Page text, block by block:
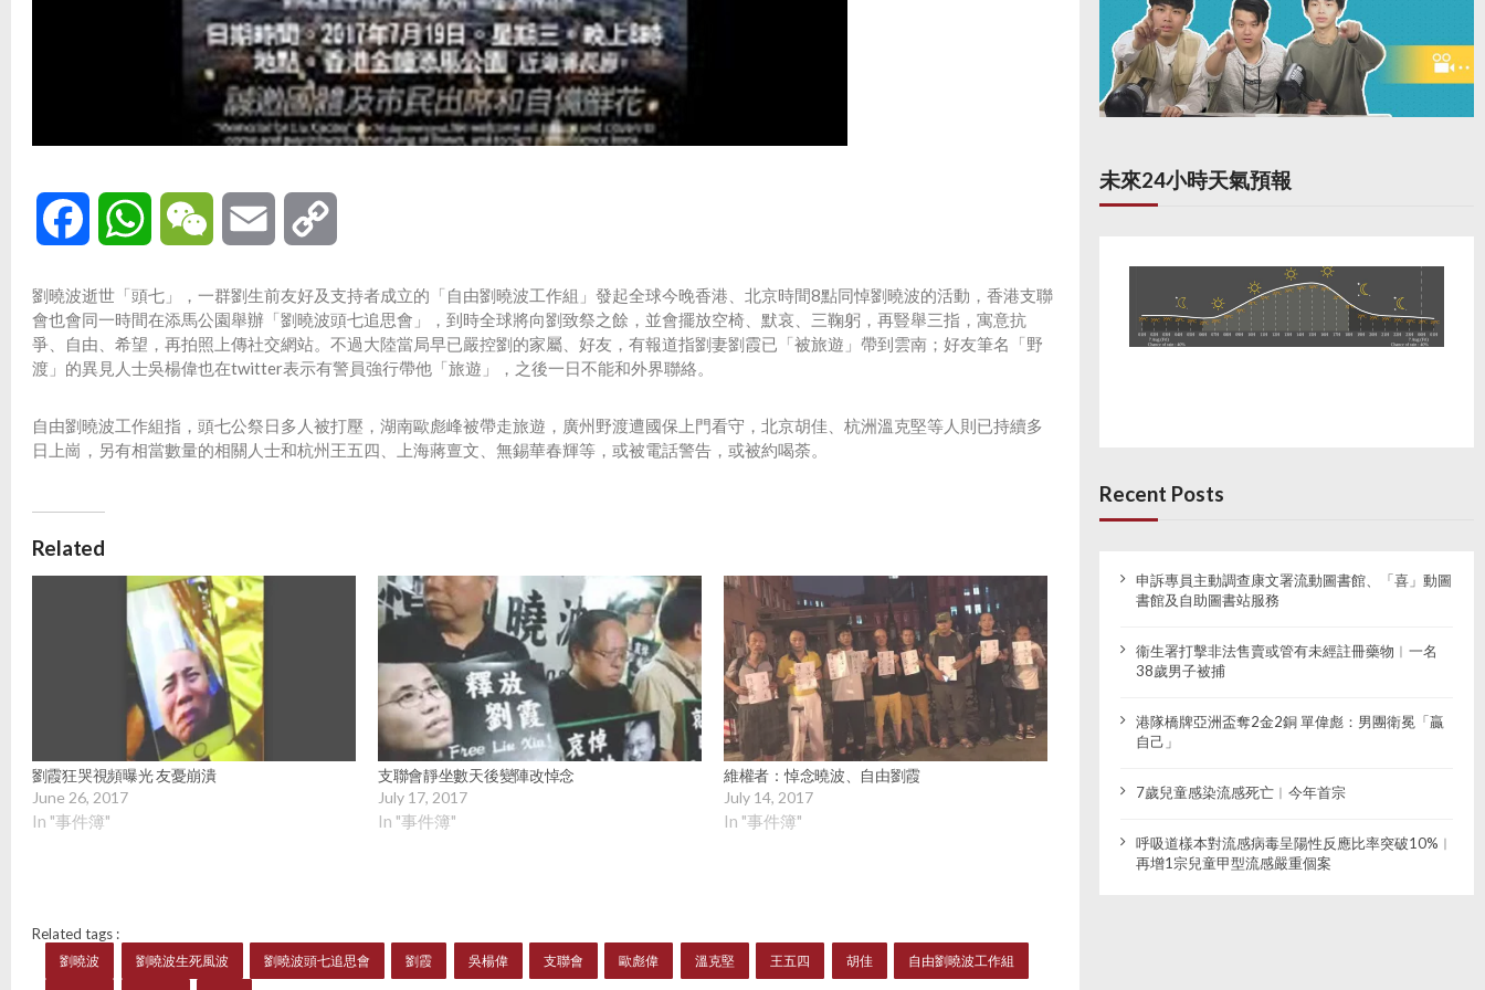
Facebook WhatsAppWeChat Email
劉曉波逝世「頭七」，一群劉生前友好及支持者成立的「自由劉曉波工作組」發起全球今晚香港、北京時間8點同悼劉曉波的活動，香港支聯
會也會同一時間在添馬公園舉辦「劉曉波頭七追思會」，到時全球將向劉致祭之餘，並會擺放空椅、默哀、三鞠躬，再豎舉三指，寓意抗
爭、自由、希望，再拍照上傳社交網站。不過大陸當局早已嚴控劉的家屬、好友，有報道指劉妻劉霞已「被旅遊」帶到雲南；好友筆名「野
渡」的異見人士吳楊偉也在twitter表示有警員強行帶他「旅遊」，之後一日不能和外界聯絡。
自由劉曉波工作組指，頭七公祭日多人被打壓，湖南歐彪峰被帶走旅遊，廣州野渡遭國保上門看守，北京胡佳、杭洲溫克堅等人則已持續多
日上崗，另有相當數量的相關人士和杭州王五四、上海蔣亶文、無錫華春輝等，或被電話警告，或被約喝荼。
Related
劉霞狂哭視頻曝光 友憂崩潰
June 26, 2017
In "事件簿"
支聯會靜坐數天後變陣改悼念
July 17, 2017
In "事件簿"
維權者：悼念曉波、自由劉霞
July 14, 2017
In "事件簿"
Related tags :
劉曉波 劉曉波生死風波 劉曉波頭七追思會 劉霞 吳楊偉 支聯會 歐彪偉 溫克堅 王五四 胡佳 自由劉曉波工作組
未來24小時天氣預報
Recent Posts
申訴專員主動調查康文署流動圖書館、「喜」動圖
書館及自助圖書站服務
衞生署打擊非法售賣或管有未經註冊藥物︱一名
38歲男子被捕
港隊橋牌亞洲盃奪2金2銅 單偉彪：男團衛冕「贏
自己」
7歲兒童感染流感死亡︱今年首宗
呼吸道樣本對流感病毒呈陽性反應比率突破10%︱
再增1宗兒童甲型流感嚴重個案